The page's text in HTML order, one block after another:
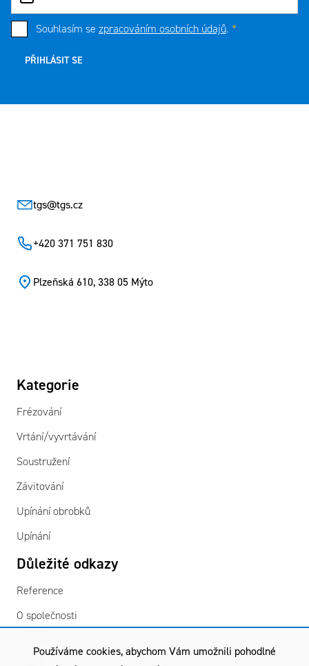
Používáme cookies, abychom Vám umožnili pohodlné
Souhlasím se zpracováním osobních údajů.
PŘIHLÁSIT SE
tgs@tgs.cz
+420 371 751 830
Plzeňská 610, 338 05 Mýto
Kategorie
Frézování
Vrtání/vyvrtávání
Soustružení
Závitování
Upínání obrobků
Upínání
Důležité odkazy
Reference
O společnosti